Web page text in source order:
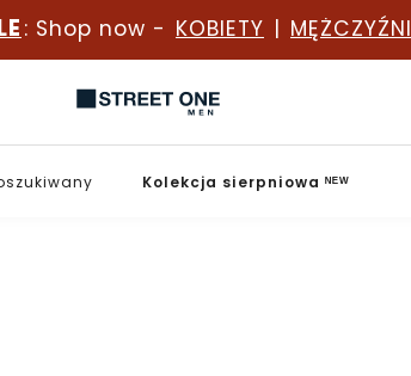
: Shop now - KOBIETY | MĘŻCZYŹNI
Kolekcja sierpniowa ᴺᴱᵂ